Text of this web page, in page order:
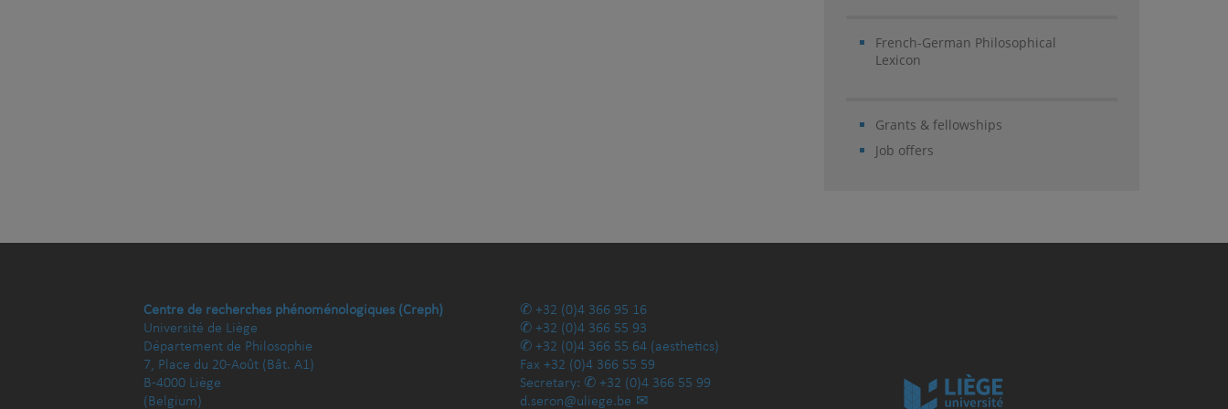
French-German Philosophical
Lexicon
Grants & fellowships
Job offers
Centre de recherches phénoménologiques (Creph)
Université de Liège
Département de Philosophie
7, Place du 20-Août (Bât. A1)
B-4000 Liège
(Belgium)
+32 (0)4 366 95 16
+32 (0)4 366 55 93
+32 (0)4 366 55 64 (aesthetics)
Fax +32 (0)4 366 55 59
Secretary:
+32 (0)4 366 55 99
d.seron@uliege.be